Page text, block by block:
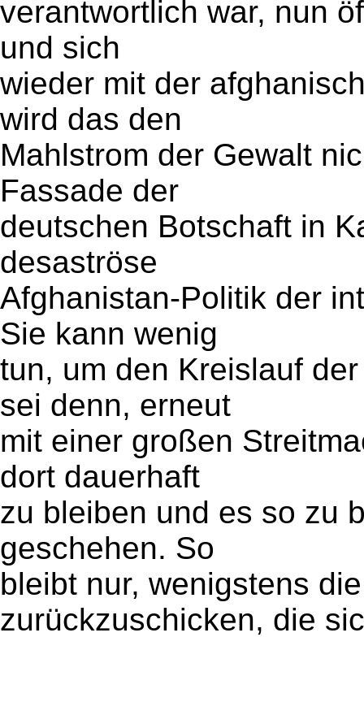
verantwortlich war, nun
und sich
wieder mit der
wird das den
Mahlstrom der Gewalt
Fassade der
deutschen Botschaft in
desaströse
Afghanistan-Politik der
Sie kann wenig
tun, um den Kreislauf
sei denn, erneut
mit einer großen
dort dauerhaft
zu bleiben und es so zu
geschehen. So
bleibt nur, wenigstens
zurückzuschicken, die